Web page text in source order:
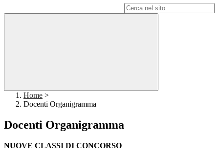
Home >
Docenti Organigramma
Docenti Organigramma
NUOVE CLASSI DI CONCORSO